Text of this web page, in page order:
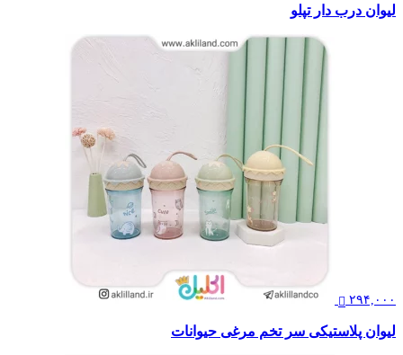
لیوان درب دار تپلو
۲۹۴,۰۰۰
لیوان پلاستیکی سر تخم مرغی حیوانات